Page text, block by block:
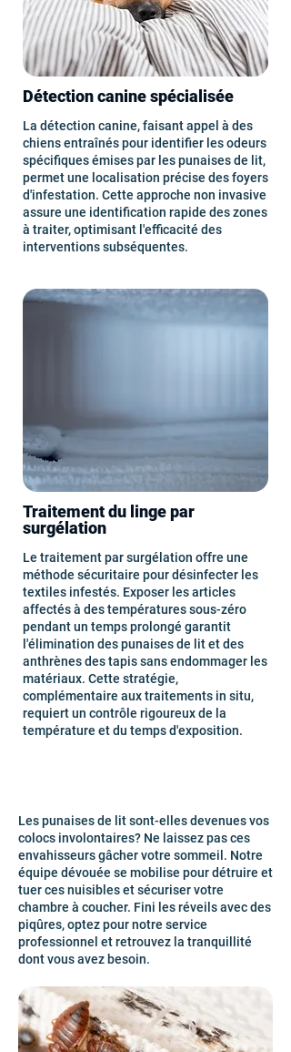
Détection canine spécialisée
La détection canine, faisant appel à des
chiens entraînés pour identifier les odeurs
spécifiques émises par les punaises de lit,
permet une localisation précise des foyers
d'infestation. Cette approche non invasive
assure une identification rapide des zones
à traiter, optimisant l'efficacité des
interventions subséquentes.
Traitement du linge par
surgélation
Le traitement par surgélation offre une
méthode sécuritaire pour désinfecter les
textiles infestés. Exposer les articles
affectés à des températures sous-zéro
pendant un temps prolongé garantit
l'élimination des punaises de lit et des
anthrènes des tapis sans endommager les
matériaux. Cette stratégie,
complémentaire aux traitements in situ,
requiert un contrôle rigoureux de la
température et du temps d'exposition.
Les punaises de lit sont-elles devenues vos
colocs involontaires? Ne laissez pas ces
envahisseurs gâcher votre sommeil. Notre
équipe dévouée se mobilise pour détruire et
tuer ces nuisibles et sécuriser votre
chambre à coucher. Fini les réveils avec des
piqûres, optez pour notre service
professionnel et retrouvez la tranquillité
dont vous avez besoin.